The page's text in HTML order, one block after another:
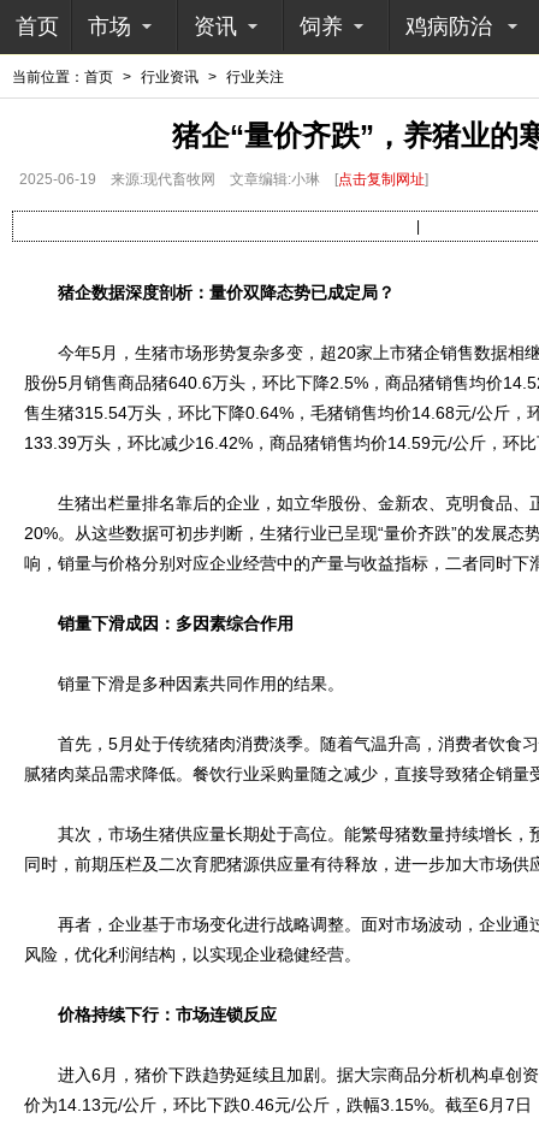
首页 市场 资讯 饲养 鸡病防治
当前位置： 首页 > 行业资讯 > 行业关注
猪企“量价齐跌”，养猪业的
2025-06-19 来源:现代畜牧网 文章编辑:小琳 [点击复制网址]
猪企数据深度剖析：量价双降态势已成定局？
今年5月，生猪市场形势复杂多变，超20家上市猪企销售数据相
股份5月销售商品猪640.6万头，环比下降2.5%，商品猪销售均价
售生猪315.54万头，环比下降0.64%，毛猪销售均价14.68元/公斤，
133.39万头，环比减少16.42%，商品猪销售均价14.59元/公斤，环
生猪出栏量排名靠后的企业，如立华股份、金新农、克明食品、
20%。从这些数据可初步判断，生猪行业已呈现“量价齐跌”的发展态
响，销量与价格分别对应企业经营中的产量与收益指标，二者同时下
销量下滑成因：多因素综合作用
销量下滑是多种因素共同作用的结果。
首先，5月处于传统猪肉消费淡季。随着气温升高，消费者饮食
腻猪肉菜品需求降低。餐饮行业采购量随之减少，直接导致猪企销量
其次，市场生猪供应量长期处于高位。能繁母猪数量持续增长，
同时，前期压栏及二次育肥猪源供应量有待释放，进一步加大市场供
再者，企业基于市场变化进行战略调整。面对市场波动，企业通
风险，优化利润结构，以实现企业稳健经营。
价格持续下行：市场连锁反应
进入6月，猪价下跌趋势延续且加剧。据大宗商品分析机构卓创
价为14.13元/公斤，环比下跌0.46元/公斤，跌幅3.15%。截至6月7